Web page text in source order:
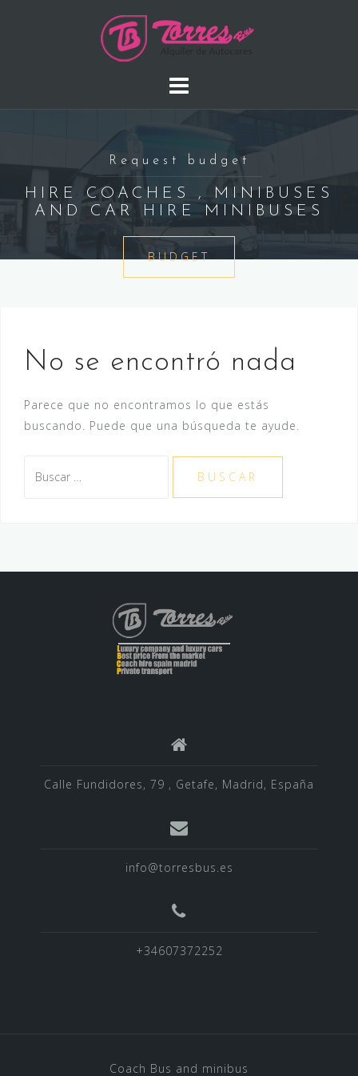
Request budget
HIRE COACHES , MINIBUSES
AND CAR HIRE MINIBUSES
BUDGET
No se encontró nada
Parece que no encontramos lo que estás
buscando. Puede que una búsqueda te ayude.
Calle Fundidores, 79 , Getafe, Madrid, España
info@torresbus.es
+34607372252
Coach Bus and minibus